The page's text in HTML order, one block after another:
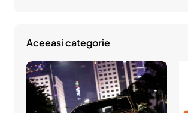
x
Aceeasi categorie